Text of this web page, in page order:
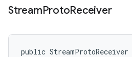
StreamProtoReceiver
public